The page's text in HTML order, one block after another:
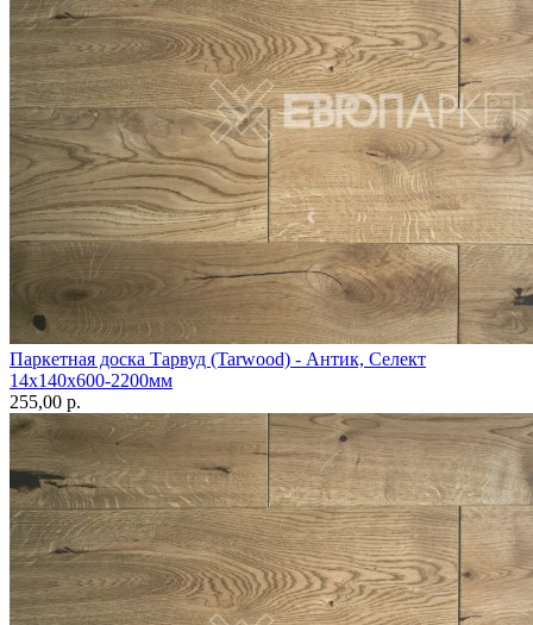
Паркетная доска Тарвуд (Tarwood) - Антик, Селект
14х140х600-2200мм
255,00 p.